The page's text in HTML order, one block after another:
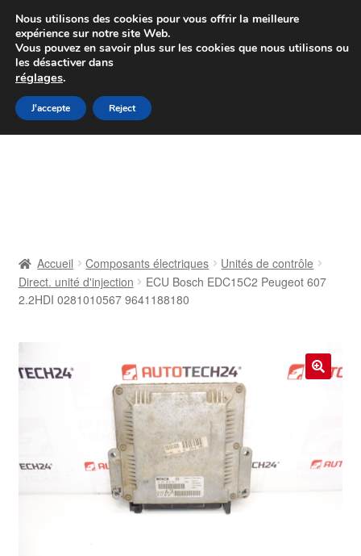
Colissimo livraison à partir de 7 EUR
Du lundi au vendredi de 9 h à 16 h
Aller
à
Aller
au
Contact
Livraison internationale
Accueil Composants électriques
Unités de contrôle
Direct. unité d'injection
ECU Bosch EDC15C2 Peugeot 607
2.2HDI 0281010567 9641188180
Nous utilisons des cookies pour vous offrir la meilleure
expérience sur notre site Web.
Vous pouvez en savoir plus sur les cookies que nous utilisons ou
les désactiver dans
réglages.
J'accepte Reject